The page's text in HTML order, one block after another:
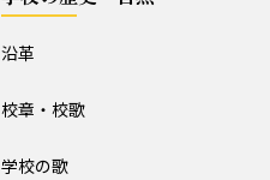
沿革
校章・校歌
学校の歌